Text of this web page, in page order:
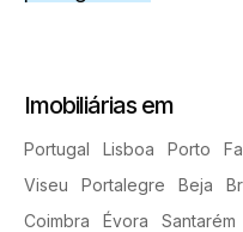
Imobiliárias em
Portugal Lisboa Porto
Viseu
Portalegre Beja
Coimbra
Évora Santarém